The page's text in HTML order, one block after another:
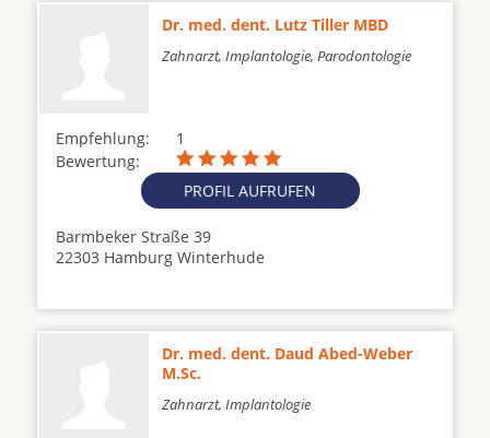
Dr. med. dent. Lutz Tiller MBD
Zahnarzt, Implantologie, Parodontologie
Empfehlung:
1
Bewertung:
PROFIL AUFRUFEN
Barmbeker Straße 39
22303 Hamburg Winterhude
Dr. med. dent. Daud Abed-Weber
M.Sc.
Zahnarzt, Implantologie